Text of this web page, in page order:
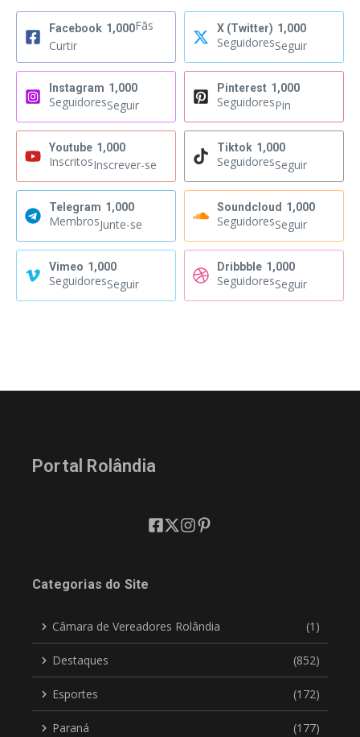
Facebook 1,000Fãs
Curtir
X (Twitter) 1,000
SeguidoresSeguir
Instagram 1,000
SeguidoresSeguir
Pinterest 1,000
SeguidoresPin
Youtube 1,000
InscritosInscrever-se
Tiktok 1,000
SeguidoresSeguir
Telegram 1,000
MembrosJunte-se
Soundcloud 1,000
SeguidoresSeguir
Vimeo 1,000
SeguidoresSeguir
Dribbble 1,000
SeguidoresSeguir
Portal Rolândia
Categorias do Site
Câmara de Vereadores Rolândia (1)
Destaques (852)
Esportes (172)
Paraná (177)